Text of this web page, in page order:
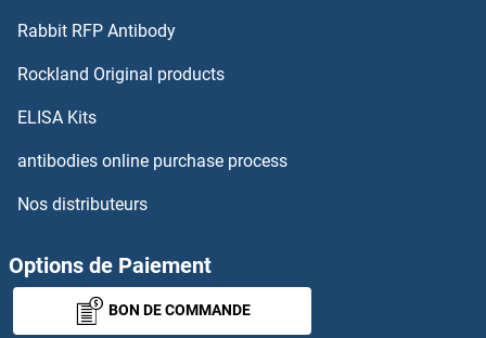
Rabbit RFP Antibody
Rockland Original products
ELISA Kits
antibodies online purchase process
Nos distributeurs
Options de Paiement
BON DE COMMANDE